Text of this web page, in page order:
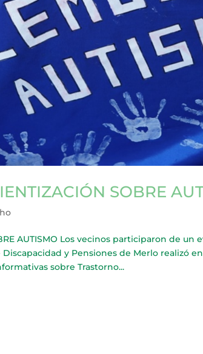
SOBRE
AUTISMO Los vecinos participaron de
y Pensiones de Merlo realizó
sobre Trastorno...